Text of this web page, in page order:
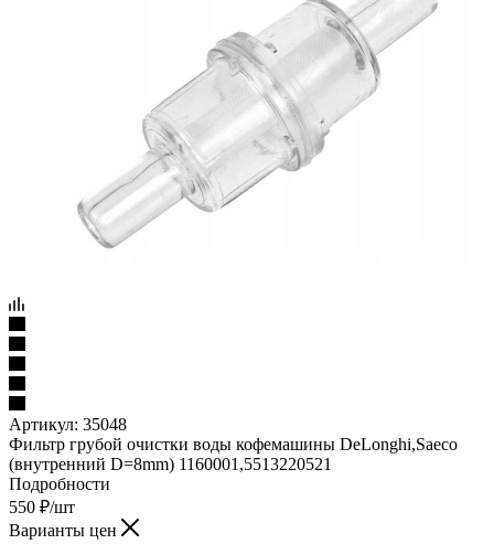
Артикул: 35048
Фильтр грубой очистки воды кофемашины DeLonghi,Saeco
(внутренний D=8mm) 1160001,5513220521
Подробности
550 ₽/шт
Варианты цен